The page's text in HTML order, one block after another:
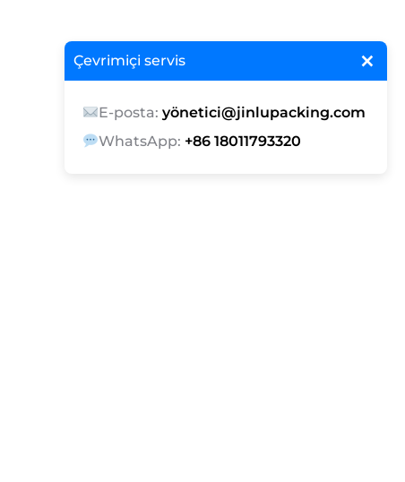
×
Çevrimiçi servis
E-posta:yönetici@jinlupacking.com
WhatsApp: +86 18011793320